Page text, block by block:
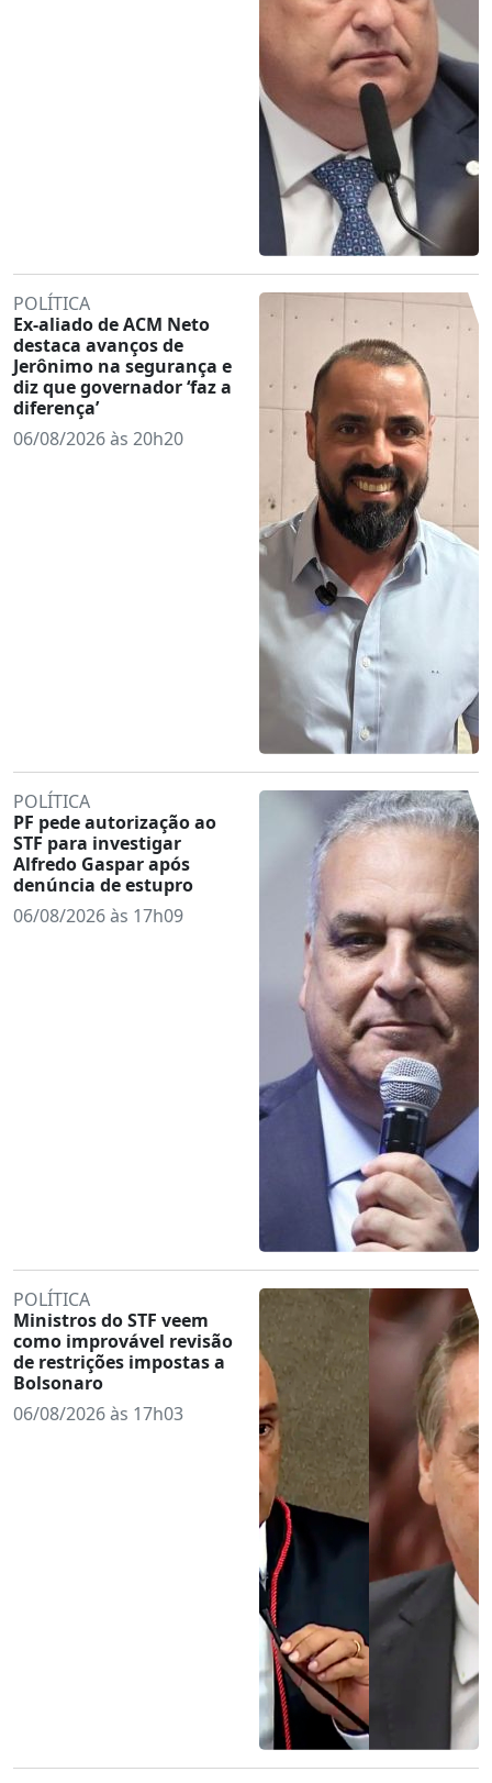
POLÍTICA
Ex-aliado de ACM Neto
destaca avanços de
Jerônimo na segurança e
diz que governador ‘faz a
diferença’
06/08/2026 às 20h20
POLÍTICA
PF pede autorização ao
STF para investigar
Alfredo Gaspar após
denúncia de estupro
06/08/2026 às 17h09
POLÍTICA
Ministros do STF veem
como improvável revisão
de restrições impostas a
Bolsonaro
06/08/2026 às 17h03